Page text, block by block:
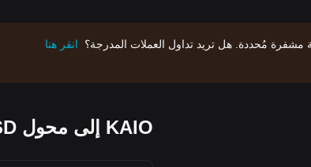
مشفرة مُحددة. هل تريد تداول العملات المدرجة؟
انقر هنا
KAIO إلى محول USD